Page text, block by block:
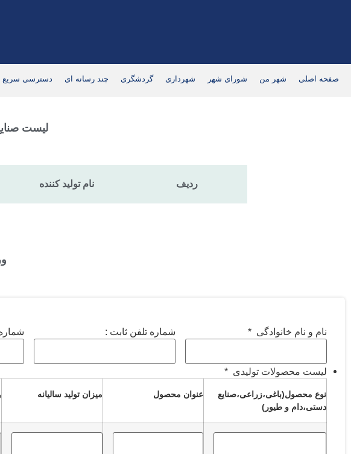
صفحه اصلی شهر من شورای شهر شهرداری گردشگری چند رسانه ای دسترسی سریع
لیست
ردیف نام تولید کننده
نام و نام خانوادگی * شماره تلفن ثابت :
لیست محصولات تولیدی *
نوع محصول(باغی،زراعی،صنایع
دستی،دام و طیور)
عنوان محصول میزان تولید سالیانه